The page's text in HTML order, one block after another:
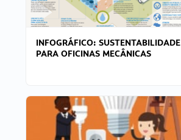
INFOGRÁFICO: SUSTENTABILIDADE
PARA OFICINAS MECÂNICAS